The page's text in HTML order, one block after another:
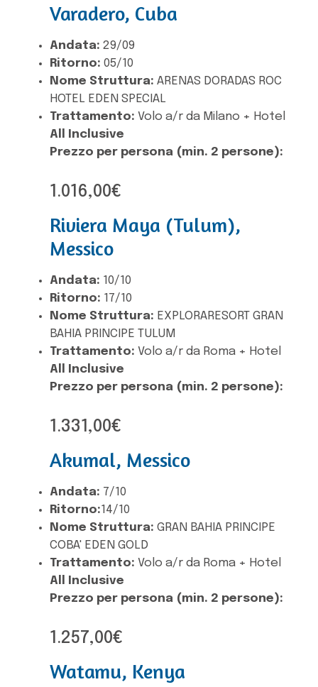
Varadero, Cuba
Andata: 29/09
Ritorno: 05/10
Nome Struttura: ARENAS DORADAS ROC
HOTEL EDEN SPECIAL
Trattamento: Volo a/r da Milano + Hotel
All Inclusive
Prezzo per persona (min. 2 persone):
1.016,00€
Riviera Maya (Tulum),
Messico
Andata: 10/10
Ritorno: 17/10
Nome Struttura: EXPLORARESORT GRAN
BAHIA PRINCIPE TULUM
Trattamento: Volo a/r da Roma + Hotel
All Inclusive
Prezzo per persona (min. 2 persone):
1.331,00€
Akumal, Messico
Andata: 7/10
Ritorno:14/10
Nome Struttura: GRAN BAHIA PRINCIPE
COBA' EDEN GOLD
Trattamento: Volo a/r da Roma + Hotel
All Inclusive
Prezzo per persona (min. 2 persone):
1.257,00€
Watamu, Kenya